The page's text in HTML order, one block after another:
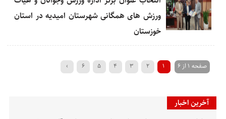
ورزش های همگانی شهرستان امیدیه در استان
خوزستان
صفحه 1 از 6 1
2
3
4
5
6
›
آخرین اخبار